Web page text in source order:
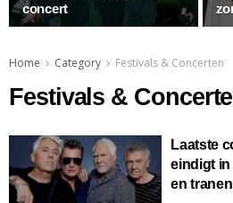
concert
Home Category Festivals & Concerten
Festivals &
Laatste
eindigt
en tranen